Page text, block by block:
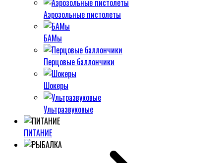
Аэрозольные пистолеты
БАМы
Перцовые баллончики
Шокеры
Ультразвуковые
ПИТАНИЕ